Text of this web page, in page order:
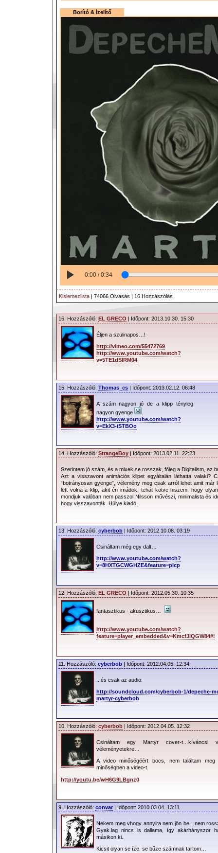
Borító & Ízelítő
0:00 / 0:34
Kislemezlista | 74066 Olvasás | 16 Hozzászólás
16. Hozzászóló: EL GRECO | Időpont: 2013.10.30. 15:30
Éljen a szülinapos…!
http://vimeo.com/55472769
http://www.youtube.com/watch?
v=5TE1dSIRM04
15. Hozzászóló: Thomas_cs | Időpont: 2013.02.12. 06:48
A szám nagyon jó de a klipp tényleg
nagyon gyenge
http://www.youtube.com/watch?
v=EkX3-iSTBOo
14. Hozzászóló: StrangeBoy | Időpont: 2013.02.11. 22:23
Szerintem jó szám, és a mixek se rosszak, főleg a Digitalism, az
Azt a visszavont animációs klipet egyáltalán láthatta valaki?
“botrányosan gyenge”, vélemény meg csak arról lehet amit már
lett volna a klip, akit én imádok, tehát kötve hiszem, hogy
mondjuk valóban nem passzol Nilsson művészi, minimalista és
hogy visszavonták. Hülye kiadó.
13. Hozzászóló: cyberbob | Időpont: 2012.10.08. 03:19
Csináltam még egy dalt…
http://www.youtube.com/watch?
v=8HXTGCWGHZE&feature=plcp
12. Hozzászóló: EL GRECO | Időpont: 2012.05.30. 10:35
fantasztikus - akusztikus…
http://www.youtube.com/watch?
feature=player_embedded&v=KmcfJiQGW84#!
11. Hozzászóló: cyberbob | Időpont: 2012.04.05. 12:34
...és csak az audio:
http://soundcloud.com/cyberbob-1/depeche-
martyr-cyberbob
10. Hozzászóló: cyberbob | Időpont: 2012.04.05. 12:32
Csináltam egy Martyr cover-t…kíváncsi
véleményetekre…
A video minőségéért bocs, nem találtam meg
minőségben a video-t.
http://youtu.be/wH6G9LBgnz0
9. Hozzászóló: convar | Időpont: 2010.03.04. 13:11
Nekem meg vhogy annyira nem jön be…nem
Gyak.lag nincs is dallama, így akárhányszor
másikon ki.
Kicsit olyan se íze, se bűze számnak tartom…